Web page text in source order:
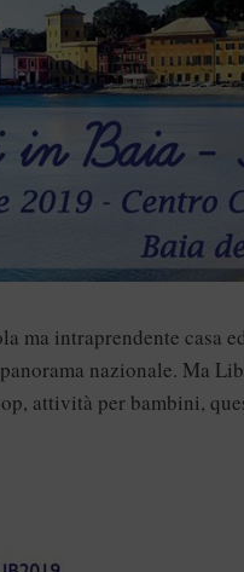
ma intraprendente casa
nazionale. Ma
attività per bambini,